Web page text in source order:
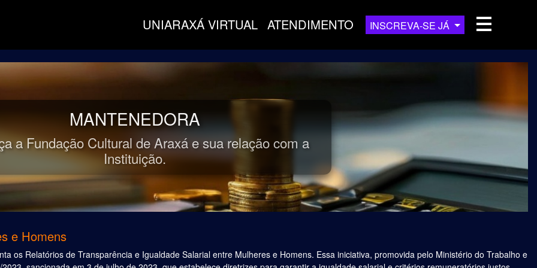
UNIARAXÁ VIRTUAL ATENDIMENTO INSCREVA-SE JÁ
MANTENEDORA
a Fundação Cultural de Araxá e sua relação com a
Instituição.
e Homens
os Relatórios de Transparência e Igualdade Salarial entre Mulheres e Homens. Essa iniciativa, promovida pelo Ministério do Trabalho e